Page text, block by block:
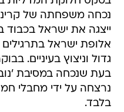
נכחה משפחתה של
ייצגה את ישראל בכבוד
אלופת ישראל בתרגילים
בעת שנכחה במסיבת
בלבד.